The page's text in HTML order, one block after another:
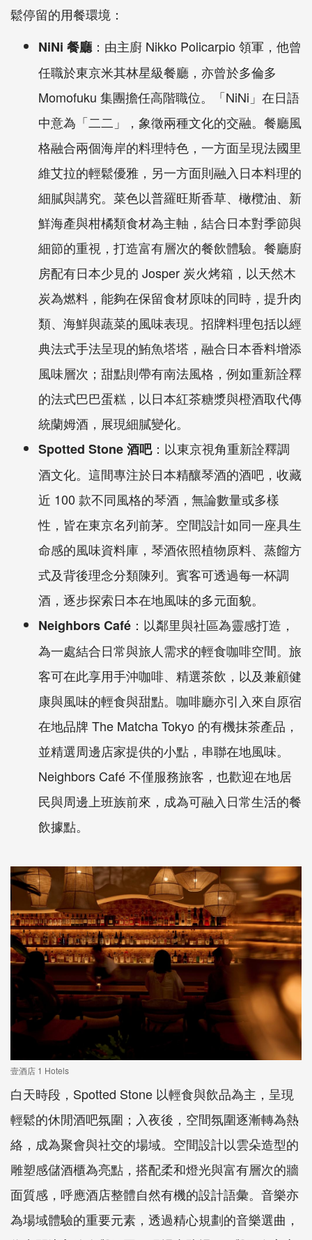
鬆停留的用餐環境：
NiNi 餐廳 ：由主廚 Nikko Policarpio 領軍，他曾
任職於東京米其林星級餐廳，亦曾於多倫多
Momofuku 集團擔任高階職位。「NiNi 」在日語
中意為「二二」，象徵兩種文化的交融。餐廳風
格融合兩個海岸的料理特色，一方面呈現法國里
維艾拉的輕鬆優雅，另一方面則融入日本料理的
細膩與講究。菜色以普羅旺斯香草、橄欖油、新
鮮海產與柑橘類食材為主軸，結合日本對季節與
細節的重視，打造富有層次的餐飲體驗。餐廳廚
房配有日本少見的 Josper 炭火烤箱，以天然木
炭為燃料，能夠在保留食材原味的同時，提升肉
類、海鮮與蔬菜的風味表現。招牌料理包括以經
典法式手法呈現的鮪魚塔塔，融合日本香料增添
風味層次；甜點則帶有南法風格，例如重新詮釋
的法式巴巴蛋糕，以日本紅茶糖漿與橙酒取代傳
統蘭姆酒，展現細膩變化。
Spotted Stone酒吧：以東京視角重新詮釋調
酒文化。這間專注於日本精釀琴酒的酒吧，收藏
近 100 款不同風格的琴酒，無論數量或多樣
性，皆在東京名列前茅。空間設計如同一座具生
命感的風味資料庫，琴酒依照植物原料、蒸餾方
式及背後理念分類陳列。賓客可透過每一杯調
酒，逐步探索日本在地風味的多元面貌。
Neighbors Café ：以鄰里與社區為靈感打造，
為一處結合日常與旅人需求的輕食咖啡空間。旅
客可在此享用手沖咖啡、精選茶飲，以及兼顧健
康與風味的輕食與甜點。咖啡廳亦引入來自原宿
在地品牌 The Matcha Tokyo 的有機抹茶產品，
並精選周邊店家提供的小點，串聯在地風味。
Neighbors Café 不僅服務旅客，也歡迎在地居
民與周邊上班族前來，成為可融入日常生活的餐
飲據點。
壹酒店 1 Hotels
白天時段， Spotted Stone 以輕食與飲品為主，呈現
輕鬆的休閒酒吧氛圍；入夜後，空間氛圍逐漸轉為熱
絡，成為聚會與社交的場域。空間設計以雲朵造型的
雕塑感儲酒櫃為亮點，搭配柔和燈光與富有層次的牆
面質感，呼應酒店整體自然有機的設計語彙。音樂亦
為場域體驗的重要元素，透過精心規劃的音樂選曲，